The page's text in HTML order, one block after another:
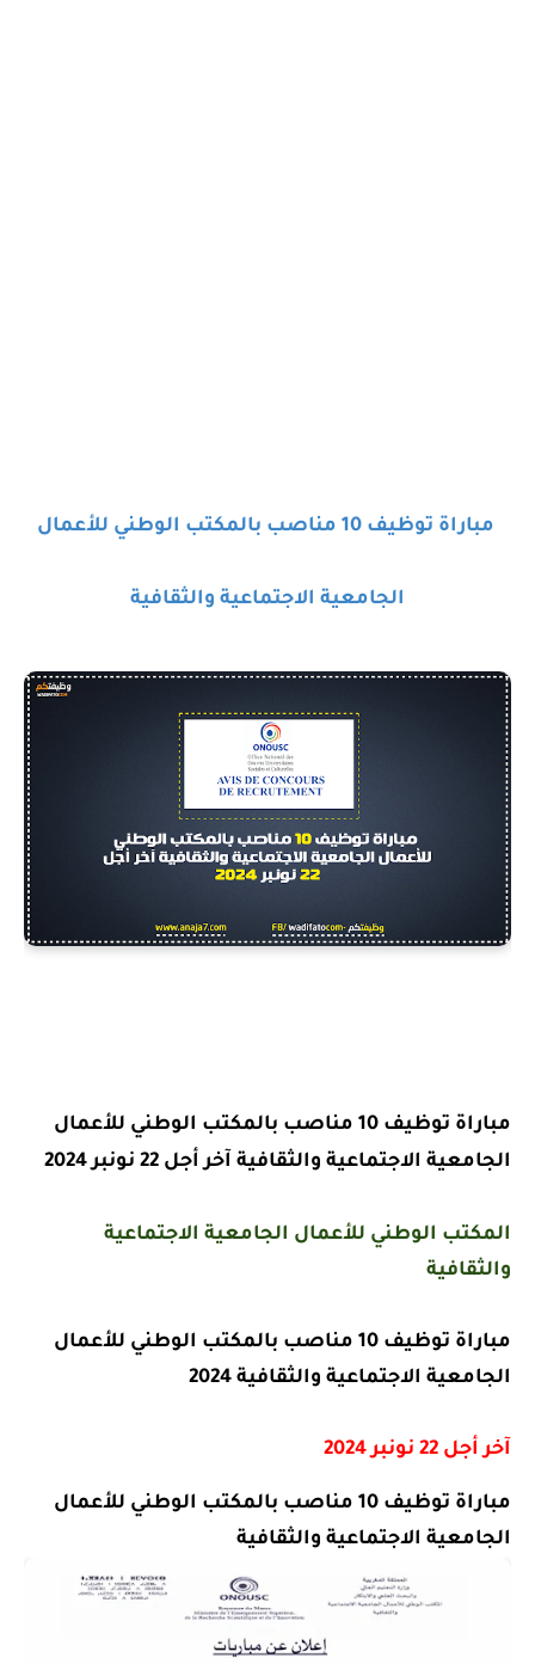
مباراة توظيف 10 مناصب بالمكتب الوطني للأعمال
الجامعية الاجتماعية والثقافية
مباراة توظيف 10 مناصب بالمكتب الوطني للأعمال
الجامعية الاجتماعية والثقافية آخر أجل 22 نونبر 2024
المكتب الوطني للأعمال الجامعية الاجتماعية
والثقافية
مباراة توظيف 10 مناصب بالمكتب الوطني للأعمال
الجامعية الاجتماعية والثقافية 2024
آخر أجل 22 نونبر 2024
مباراة توظيف 10 مناصب بالمكتب الوطني للأعمال
الجامعية الاجتماعية والثقافية